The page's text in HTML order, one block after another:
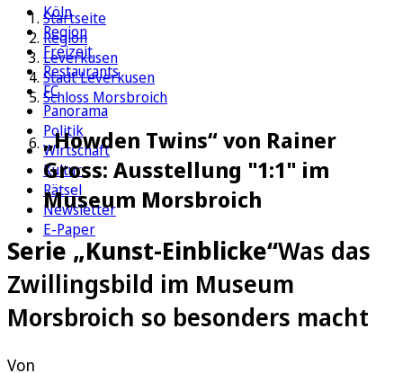
Köln
Region
Freizeit
Restaurants
FC
Panorama
Politik
Wirtschaft
Kultur
Rätsel
Newsletter
E-Paper
Startseite
Region
Leverkusen
Stadt Leverkusen
Schloss Morsbroich
„Howden Twins“ von Rainer
Gross: Ausstellung "1:1" im
Museum Morsbroich
Serie „Kunst-Einblicke“Was das
Zwillingsbild im Museum
Morsbroich so besonders macht
Von